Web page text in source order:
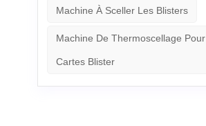
Machine À Sceller Les Blisters
Machine De Thermoscellage Pour
Cartes Blister